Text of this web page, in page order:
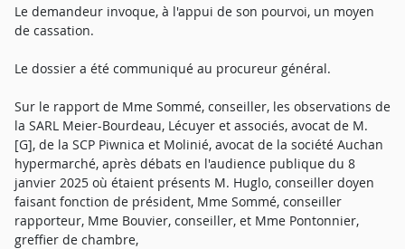
Le demandeur invoque, à l'appui de son pourvoi, un moyen
de cassation.
Le dossier a été communiqué au procureur général.
Sur le rapport de Mme Sommé, conseiller, les observations de
la SARL Meier-Bourdeau, Lécuyer et associés, avocat de M.
[G], de la SCP Piwnica et Molinié, avocat de la société Auchan
hypermarché, après débats en l'audience publique du 8
janvier 2025 où étaient présents M. Huglo, conseiller doyen
faisant fonction de président, Mme Sommé, conseiller
rapporteur, Mme Bouvier, conseiller, et Mme Pontonnier,
greffier de chambre,